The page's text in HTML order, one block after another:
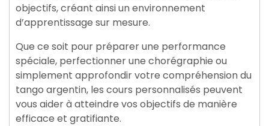
objectifs, créant ainsi un environnement
d’apprentissage sur mesure.
Que ce soit pour préparer une performance
spéciale, perfectionner une chorégraphie ou
simplement approfondir votre compréhension du
tango argentin, les cours personnalisés peuvent
vous aider à atteindre vos objectifs de manière
efficace et gratifiante.